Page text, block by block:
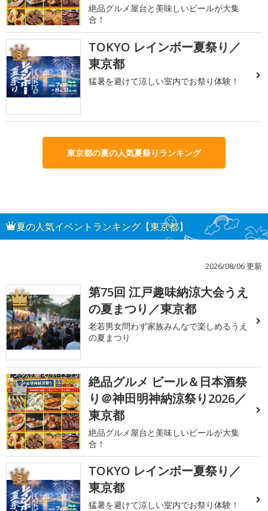
絶品グルメ屋台と美味しいビールが大集
合！
3
TOKYO レインボー夏祭り／
東京都
猛暑を避けて涼しい室内でお祭り体験！
東京都の夏の人気夏祭りランキング
夏の人気イベントランキング【東京都】
2026/08/06 更新
1
第75回 江戸趣味納涼大会うえ
の夏まつり／東京都
老若男女問わず家族みんなで楽しめるうえ
の夏まつり
2
絶品グルメ ビール＆日本酒祭
り＠神田明神納涼祭り2026／
東京都
絶品グルメ屋台と美味しいビールが大集
合！
3
TOKYO レインボー夏祭り／
東京都
猛暑を避けて涼しい室内でお祭り体験！